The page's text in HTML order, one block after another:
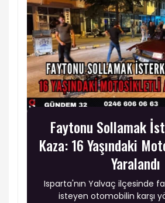
Faytonu Sollamak
Kaza: 16 Yaşındaki
Yaralandı
Isparta'nın Yalvaç ilçesinde
isteyen otomobilin karşı